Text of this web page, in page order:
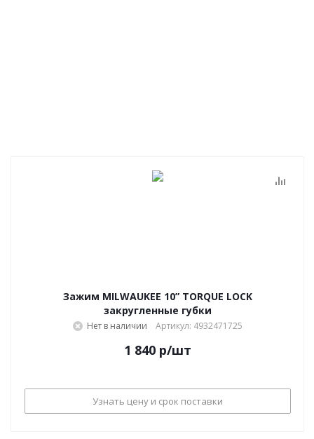
Зажим MILWAUKEE 10” TORQUE LOCK
закругленные губки
Нет в наличии Артикул: 4932471725
1 840 р/шт
Узнать цену и срок поставки